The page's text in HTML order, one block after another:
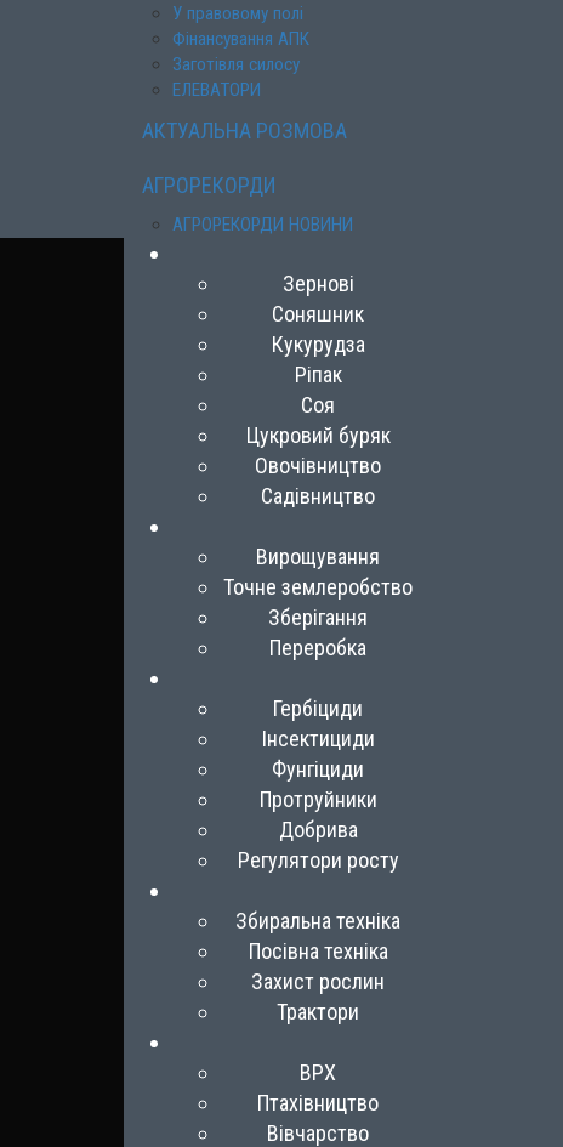
У правовому полі
Фінансування АПК
Заготівля силосу
ЕЛЕВАТОРИ
АКТУАЛЬНА РОЗМОВА
АГРОРЕКОРДИ
АГРОРЕКОРДИ НОВИНИ
Зернові
Соняшник
Кукурудза
Ріпак
Соя
Цукровий буряк
Овочівництво
Садівництво
Вирощування
Точне землеробство
Зберігання
Переробка
Гербіциди
Інсектициди
Фунгіциди
Протруйники
Добрива
Регулятори росту
Збиральна техніка
Посівна техніка
Захист рослин
Трактори
ВРХ
Птахівництво
Вівчарство